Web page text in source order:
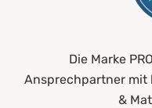
Die Marke
Ansprechpartner mit
&